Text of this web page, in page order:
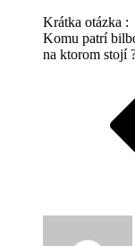
Krátka otázka :
Komu patrí
na ktorom stojí